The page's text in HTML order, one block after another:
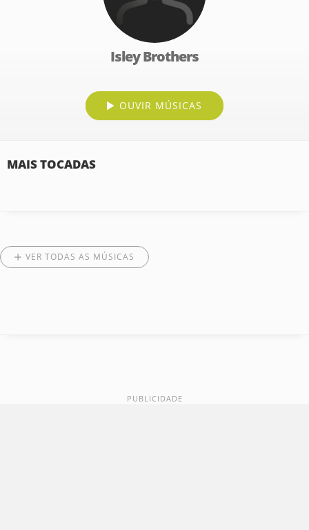
Isley Brothers
OUVIR MÚSICAS
MAIS TOCADAS
VER TODAS AS MÚSICAS